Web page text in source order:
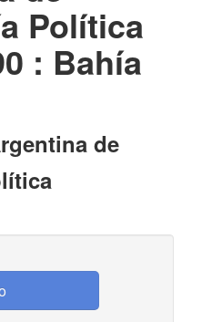
Política
: Bahía
de